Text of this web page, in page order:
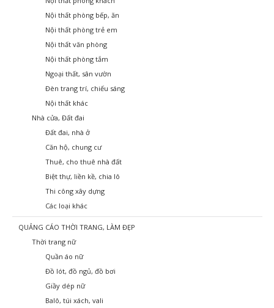
Nội thất phòng bếp, ăn
Nội thất phòng trẻ em
Nội thất văn phòng
Nội thất phòng tắm
Ngoại thất, sân vườn
Đèn trang trí, chiếu sáng
Nội thất khác
Nhà cửa, Đất đai
Đất đai, nhà ở
Căn hộ, chung cư
Thuê, cho thuê nhà đất
Biệt thự, liền kề, chia lô
Thi công xây dựng
Các loại khác
QUẢNG CÁO THỜI TRANG, LÀM ĐẸP
Thời trang nữ
Quần áo nữ
Đồ lót, đồ ngủ, đồ bơi
Giầy dép nữ
Balô, túi xách, vali